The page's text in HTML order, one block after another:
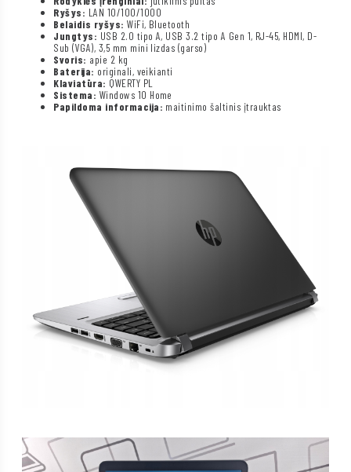
Ryšys: LAN 10/100/1000
Belaidis ryšys: WiFi, Bluetooth
Jungtys: USB 2.0 tipo A, USB 3.2 tipo A Gen 1, RJ-45, HDMI, D-
Sub (VGA), 3,5 mm mini lizdas (garso)
Svoris: apie 2 kg
Baterija: originali, veikianti
Klaviatūra: QWERTY PL
Sistema: Windows 10 Home
Papildoma informacija: maitinimo šaltinis įtrauktas